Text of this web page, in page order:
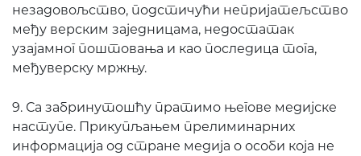
незадовољство, подстичући непријатељство
међу верским заједницама, недостатак
узајамног поштовања и као последица тога,
међуверску мржњу.
9. Са забринутошћу пратимо његове медијске
наступе. Прикупљањем прелиминарних
информација од стране медија о особи која не